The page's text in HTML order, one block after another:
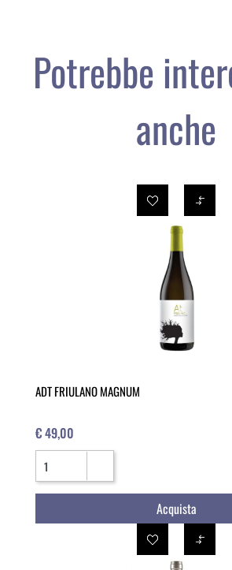
Potrebbe
anche
ADT FRIULANO MAGNUM
€ 49,00
Quantità
Acquista